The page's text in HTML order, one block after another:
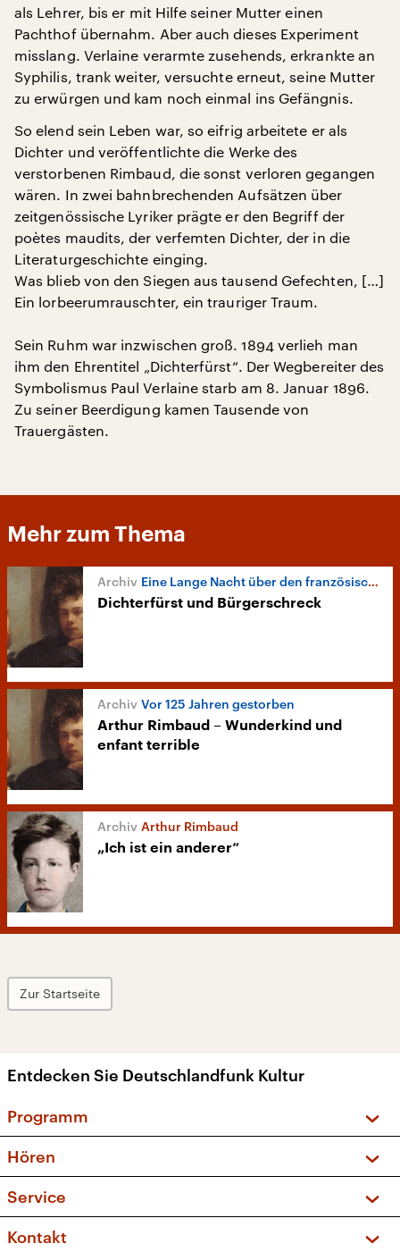
als Lehrer, bis er mit Hilfe seiner Mutter einen
Pachthof übernahm. Aber auch dieses Experiment
misslang. Verlaine verarmte zusehends, erkrankte an
Syphilis, trank weiter, versuchte erneut, seine Mutter
zu erwürgen und kam noch einmal ins Gefängnis.
So elend sein Leben war, so eifrig arbeitete er als
Dichter und veröffentlichte die Werke des
verstorbenen Rimbaud, die sonst verloren gegangen
wären. In zwei bahnbrechenden Aufsätzen über
zeitgenössische Lyriker prägte er den Begriff der
poètes maudits, der verfemten Dichter, der in die
Literaturgeschichte einging.
Was blieb von den Siegen aus tausend Gefechten, […]
Ein lorbeerumrauschter, ein trauriger Traum.
Sein Ruhm war inzwischen groß. 1894 verlieh man
ihm den Ehrentitel „Dichterfürst“. Der Wegbereiter des
Symbolismus Paul Verlaine starb am 8. Januar 1896.
Zu seiner Beerdigung kamen Tausende von
Trauergästen.
Mehr zum Thema
Eine Lange Nacht über den französischen Lyriker Paul Verlaine
Dichterfürst und Bürgerschreck
Vor 125 Jahren gestorben
Arthur Rimbaud – Wunderkind und
enfant terrible
Arthur Rimbaud
„Ich ist ein anderer“
Zur Startseite
Entdecken Sie Deutschlandfunk Kultur
Programm
Sendungen und Podcasts
Musikliste
Kakadu – Das Kinderprogramm
Hören
Frequenzen (UKW + DAB+)
Service
FAQ
Kontakt